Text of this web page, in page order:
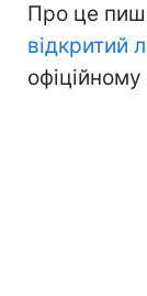
Про це
відкритий